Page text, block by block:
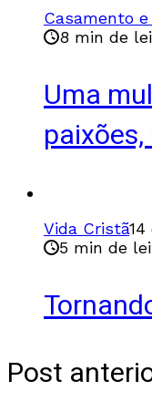
Casamento
8 min de
Uma
Vida Cristã14
5 min de
Post